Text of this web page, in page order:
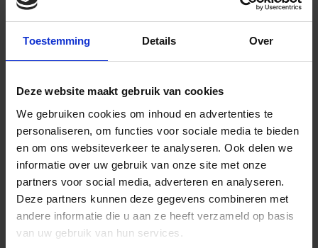
Toestemming Details Over
Deze website maakt gebruik van cookies
We gebruiken cookies om inhoud en advertenties te
personaliseren, om functies voor sociale media te bieden
en om ons websiteverkeer te analyseren. Ook delen we
informatie over uw gebruik van onze site met onze
partners voor social media, adverteren en analyseren.
Deze partners kunnen deze gegevens combineren met
andere informatie die u aan ze heeft verzameld op basis
van uw gebruik van hun services.